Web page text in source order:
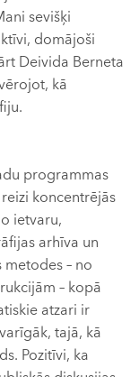
sevišķi
domājoši
Deivida Berneta
kā
programmas
koncentrējās
ietvaru,
arhīva un
– no
– kopā
atzari ir
tajā, kā
Pozitīvi, ka